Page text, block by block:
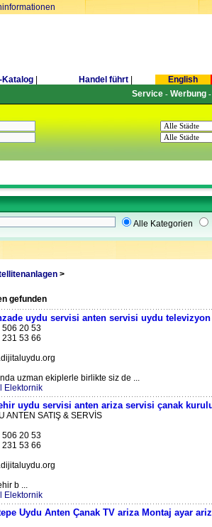
Katalog Handel führt English
Service- Werbung-
Alle Kategorien
>
gefunden
uydu servisi anten servisi uydu
506 20 53
231 53 66
uzman ekiplerle birlikte siz de ...
Elektornik
uydu servisi anten ariza servisi çanak
ANTEN SATIŞ & SERVİS
506 20 53
231 53 66
b ...
Elektornik
Uydu Anten Çanak TV ariza Montaj ayar